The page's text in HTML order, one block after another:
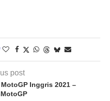
post
Inggris 2021 –